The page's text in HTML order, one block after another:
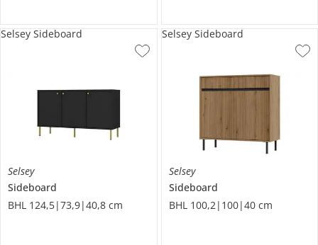
Selsey
Sideboard
BHL 124,5|73,9|40,8 cm
Selsey Sideboard
Selsey
Sideboard
BHL 100,2|100|40 cm
Selsey Sideboard